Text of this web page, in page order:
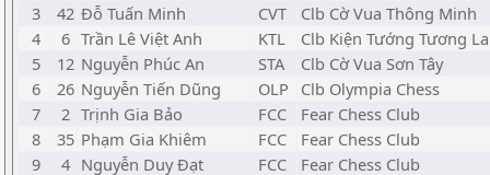
3
42 Đỗ Tuấn Minh CVT
Clb Cờ Vua Thông Minh
4
6 Trần Lê Việt Anh KTL
Clb Kiện Tướng Tương
5
12 Nguyễn Phúc An STA
Clb Cờ Vua Sơn Tây
6
26 Nguyễn Tiến Dũng OLP
Clb Olympia Chess
7
2 Trịnh Gia Bảo FCC
Fear Chess Club
8
35 Phạm Gia Khiêm FCC
Fear Chess Club
9
4 Nguyễn Duy Đạt FCC
Fear Chess Club